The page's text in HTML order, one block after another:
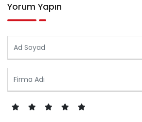
Yorum Yapın